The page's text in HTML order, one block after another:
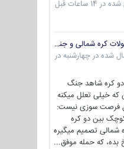
شده در 14 ساعات قبل
تحلیل و پیگیری تحولات کره شمالی و جنوبی
شده در چهارشنبه در
دو کره شاهد جنگ
که خیلی تعلل میکنه
فرصت سوزی نیست:
بین دو کره
شمالی تصمیم میگیره
بده، که حمله موفق...